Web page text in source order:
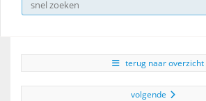
terug naar overzicht
volgende